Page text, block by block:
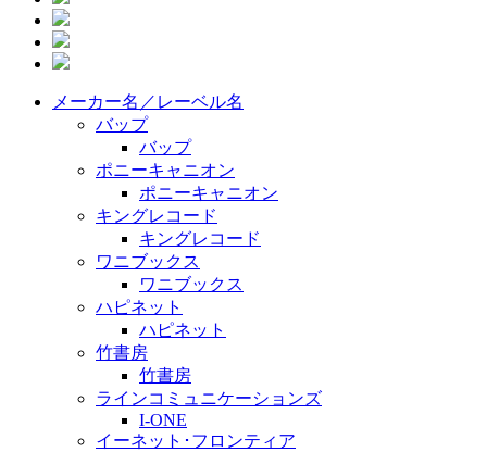
メーカー名／レーベル名
バップ
バップ
ポニーキャニオン
ポニーキャニオン
キングレコード
キングレコード
ワニブックス
ワニブックス
ハピネット
ハピネット
竹書房
竹書房
ラインコミュニケーションズ
I-ONE
イーネット･フロンティア